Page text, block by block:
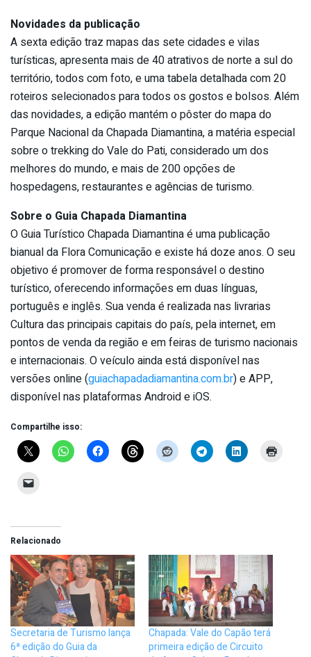
Novidades da publicação
A sexta edição traz mapas das sete cidades e vilas
turísticas, apresenta mais de 40 atrativos de norte a sul do
território, todos com foto, e uma tabela detalhada com 20
roteiros selecionados para todos os gostos e bolsos. Além
das novidades, a edição mantém o pôster do mapa do
Parque Nacional da Chapada Diamantina, a matéria especial
sobre o trekking do Vale do Pati, considerado um dos
melhores do mundo, e mais de 200 opções de
hospedagens, restaurantes e agências de turismo.
Sobre o Guia Chapada Diamantina
O Guia Turístico Chapada Diamantina é uma publicação
bianual da Flora Comunicação e existe há doze anos. O seu
objetivo é promover de forma responsável o destino
turístico, oferecendo informações em duas línguas,
português e inglês. Sua venda é realizada nas livrarias
Cultura das principais capitais do país, pela internet, em
pontos de venda da região e em feiras de turismo nacionais
e internacionais. O veículo ainda está disponível nas
versões online (guiachapadadiamantina.com.br) e APP,
disponível nas plataformas Android e iOS.
Compartilhe isso:
Relacionado
Secretaria de Turismo lança
6ª edição do Guia da
Chapada: Vale do Capão terá
primeira edição de Circuito